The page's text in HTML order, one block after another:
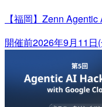
【福岡】Zenn
開催前2026年9月11日